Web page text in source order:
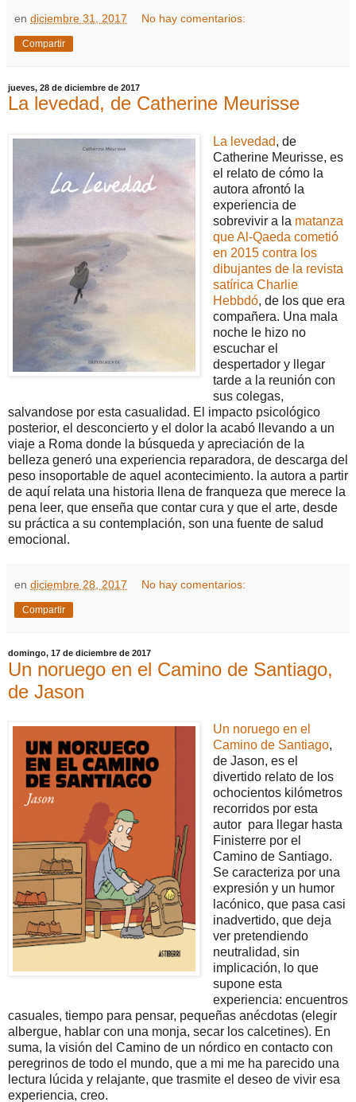
en diciembre 31, 2017 No hay comentarios:
Compartir
jueves, 28 de diciembre de 2017
La levedad, de Catherine Meurisse
La levedad, de
Catherine Meurisse, es
el relato de cómo la
autora afrontó la
experiencia de
sobrevivir a la matanza
que Al-Qaeda cometió
en 2015 contra los
dibujantes de la revista
satírica Charlie
Hebbdó, de los que era
compañera. Una mala
noche le hizo no
escuchar el
despertador y llegar
tarde a la reunión con
sus colegas,
salvandose por esta casualidad. El impacto psicológico
posterior, el desconcierto y el dolor la acabó llevando a un
viaje a Roma donde la búsqueda y apreciación de la
belleza generó una experiencia reparadora, de descarga del
peso insoportable de aquel acontecimiento. la autora a partir
de aquí relata una historia llena de franqueza que merece la
pena leer, que enseña que contar cura y que el arte, desde
su práctica a su contemplación, son una fuente de salud
emocional.
en diciembre 28, 2017 No hay comentarios:
Compartir
domingo, 17 de diciembre de 2017
Un noruego en el Camino de Santiago,
de Jason
Un noruego en el
Camino de Santiago,
de Jason, es el
divertido relato de los
ochocientos kilómetros
recorridos por esta
autor para llegar hasta
Finisterre por el
Camino de Santiago.
Se caracteriza por una
expresión y un humor
lacónico, que pasa casi
inadvertido, que deja
ver pretendiendo
neutralidad, sin
implicación, lo que
supone esta
experiencia: encuentros
casuales, tiempo para pensar, pequeñas anécdotas (elegir
albergue, hablar con una monja, secar los calcetines). En
suma, la visión del Camino de un nórdico en contacto con
peregrinos de todo el mundo, que a mi me ha parecido una
lectura lúcida y relajante, que trasmite el deseo de vivir esa
experiencia, creo.